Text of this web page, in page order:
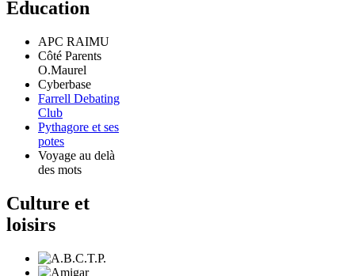
Education
APC RAIMU
Côté Parents
O.Maurel
Cyberbase
Farrell Debating
Club
Pythagore et ses
potes
Voyage au delà
des mots
Culture et
loisirs